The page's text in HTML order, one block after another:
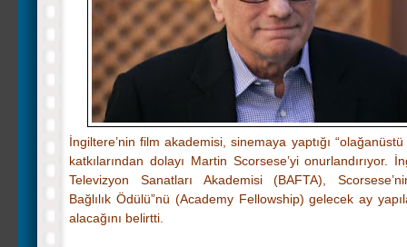
İngiltere’nin film akademisi, sinemaya yaptığı “olağanüstü
katkılarından dolayı Martin Scorsese’yi onurlandırıyor.
Televizyon Sanatları Akademisi (BAFTA),
Bağlılık Ödülü”nü (Academy Fellowship) gelecek ay
alacağını belirtti.